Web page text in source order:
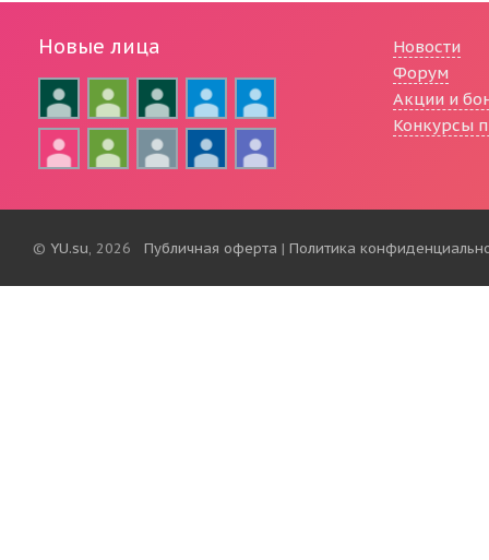
Новые лица
Новости
Форум
Акции и
Конкурсы
© YU.su, 2026 Публичная оферта | Политика